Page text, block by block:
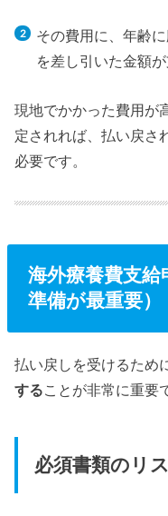
その費用に、年齢
を差し引いた金額が
現地でかかった費用が
定されれば、払い戻さ
必要です。
海外療養費支
準備が最重要）
払い戻しを受けるため
する ことが非常に重要
必須書類のリ